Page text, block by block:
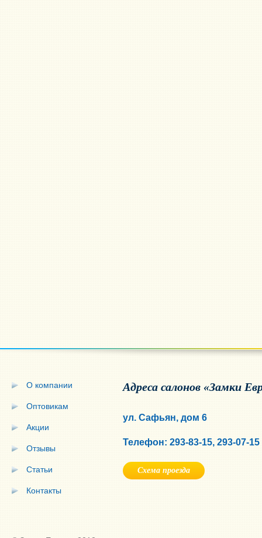
О компании
Оптовикам
Акции
Отзывы
Статьи
Контакты
Адреса салонов «Замки
ул. Сафьян, дом 6
Телефон: 293-83-15, 293-07-15
Схема проезда